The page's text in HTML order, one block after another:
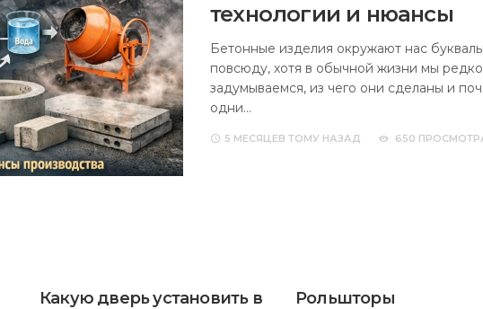
технологии и нюансы
Бетонные изделия окружают нас
повсюду, хотя в обычной жизни мы редко
задумываемся, из чего они сделаны и
одни…
5 МЕСЯЦЕВ ТОМУ НАЗАД 650
Какую дверь установить в
Рольшторы